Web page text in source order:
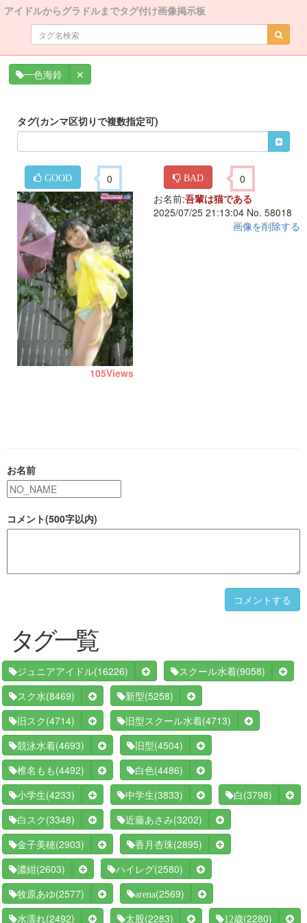
アイドルからグラドルまでタグ付け画像掲示板
一色海鈴 ✕
タグ(カンマ区切りで複数指定可)
GOOD 0 BAD 0
105Views
お名前:吾輩は猫である
2025/07/25 21:13:04 No. 58018
画像を削除する
お名前
コメント(500字以内)
コメントする
タグ一覧
ジュニアアイドル(16226) スクール水着(9058)
スク水(8469) 新型(5258)
旧スク (4714) 旧型スクール水着(4713)
競泳水着(4693) 旧型(4504)
椎名もも (4492) 白色(4486)
小学生(4233) 中学生(3833) 白 (3798)
白スク (3348) 近藤あさみ(3202)
金子美穂(2903) 香月杏珠(2895)
濃紺(2603) ハイレグ(2580)
牧原あゆ(2577) arena(2569)
水濡れ(2492) 太股(2283) 12歳(2280)